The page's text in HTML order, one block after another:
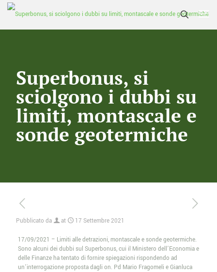
Superbonus, si
sciolgono i dubbi su
limiti, montascale e
sonde geotermiche
Pubblicato da at 17 Settembre 2021
17/09/2021 – Limiti alle detrazioni, montascale e sonde geotermiche.
Sono alcuni dei dubbi sul Superbonus, cui il Ministero dell’Economia e
delle Finanze ha tentato di fornire spiegazioni rispondendo ad
un’interrogazione proposta dagli on. Pd Mario Fragomeli e Gianluca